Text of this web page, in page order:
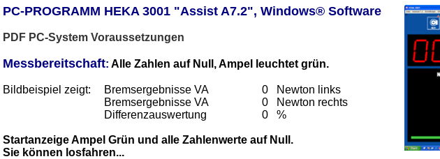
PC-PROGRAMM HEKA 3001 "Assist A7.2", Windows® Software
PDF PC-System Voraussetzungen
Messbereitschaft: Alle Zahlen auf Null, Ampel leuchtet grün.
Bildbeispiel zeigt: Bremsergebnisse VA 0 Newton links
Bremsergebnisse VA
0 Newton rechts
Differenzauswertung
0 %
Startanzeige Ampel Grün und alle Zahlenwerte auf Null.
Sie können losfahren...